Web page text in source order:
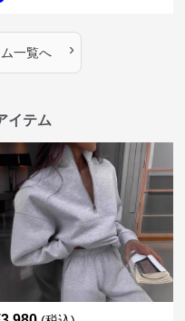
一覧へ ›
イテム